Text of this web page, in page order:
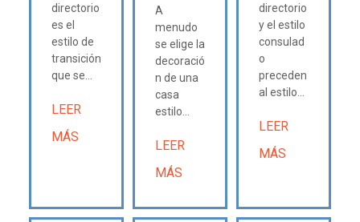
directorio
es el
estilo de
transición
que se...
LEER
MÁS
A
menudo
se elige la
decoració
n de una
casa
estilo...
LEER
MÁS
directorio
y el estilo
consulad
o
preceden
al estilo...
LEER
MÁS